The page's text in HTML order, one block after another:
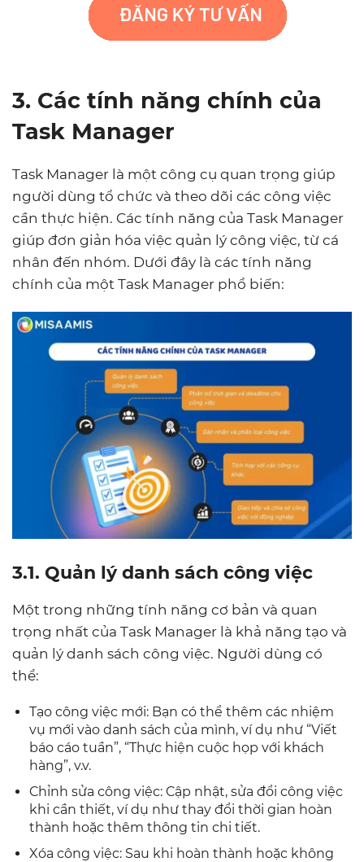
3. Các tính năng chính của
Task Manager
Task Manager là một công cụ quan trọng giúp
người dùng tổ chức và theo dõi các công việc
cần thực hiện. Các tính năng của Task Manager
giúp đơn giản hóa việc quản lý công việc, từ cá
nhân đến nhóm. Dưới đây là các tính năng
chính của một Task Manager phổ biến:
3.1. Quản lý danh sách công việc
Một trong những tính năng cơ bản và quan
trọng nhất của Task Manager là khả năng tạo và
quản lý danh sách công việc. Người dùng có
thể:
Tạo công việc mới: Bạn có thể thêm các nhiệm
vụ mới vào danh sách của mình, ví dụ như “Viết
báo cáo tuần”, “Thực hiện cuộc họp với khách
hàng”, v.v.
Chỉnh sửa công việc: Cập nhật, sửa đổi công việc
khi cần thiết, ví dụ như thay đổi thời gian hoàn
thành hoặc thêm thông tin chi tiết.
Xóa công việc: Sau khi hoàn thành hoặc không